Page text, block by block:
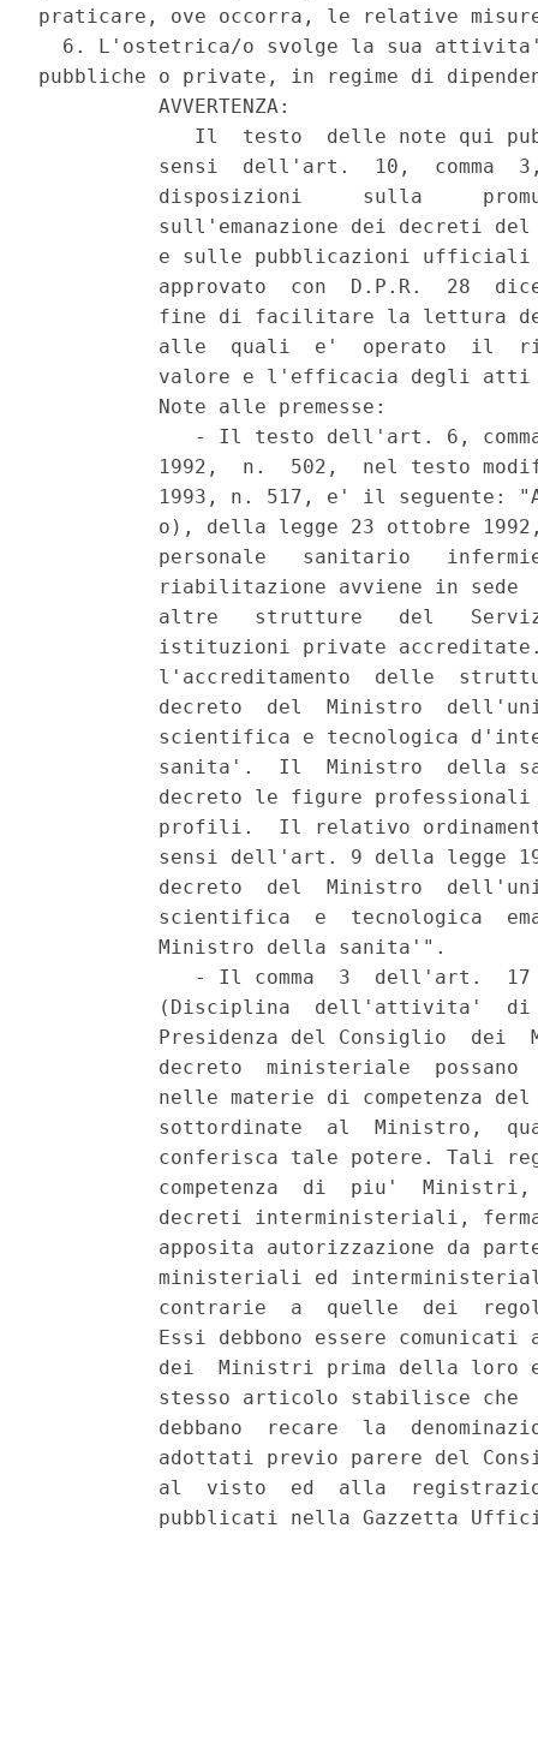
praticare, ove occorra, le relative
6. L'ostetrica/o svolge la sua
pubbliche o private, in regime di
          AVVERTENZA:
Il  testo  delle note qui
sensi  dell'art.  10,  comma
disposizioni     sulla
sull'emanazione dei decreti
e sulle pubblicazioni
approvato  con  D.P.R.  28
fine di facilitare la lettura
alle  quali  e'  operato  il
valore e l'efficacia degli
          Note alle premesse:
- Il testo dell'art. 6,
1992,  n.  502,  nel testo
1993, n. 517, e' il seguente:
o), della legge 23 ottobre
personale   sanitario
riabilitazione avviene in sede
altre   strutture   del
istituzioni private
l'accreditamento  delle
decreto  del  Ministro
scientifica e tecnologica
sanita'.  Il  Ministro  della
decreto le figure
profili.  Il relativo
sensi dell'art. 9 della legge
decreto  del  Ministro
scientifica  e  tecnologica
          Ministro della sanita'".
- Il comma  3  dell'art.
(Disciplina  dell'attivita'
Presidenza del Consiglio  dei
decreto  ministeriale  possano
nelle materie di competenza
sottordinate  al  Ministro,
conferisca tale potere. Tali
competenza  di  piu'
decreti interministeriali,
apposita autorizzazione da
ministeriali ed
contrarie  a  quelle  dei
Essi debbono essere comunicati
dei  Ministri prima della loro
stesso articolo stabilisce che
debbano  recare  la
adottati previo parere del
al  visto  ed  alla